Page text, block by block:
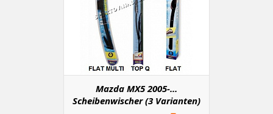
Mazda MX5 2005-...
Scheibenwischer (3 Varianten)